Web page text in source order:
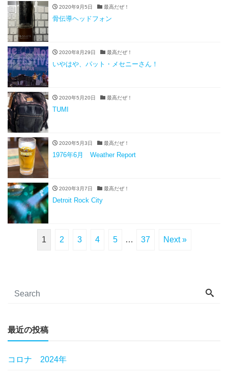
2020年9月5日 最高だぜ！
骨伝導ヘッドフォン
2020年8月29日 最高だぜ！
いやはや、パット・メセニーさん！
2020年5月20日 最高だぜ！
TUMI
2020年5月3日 最高だぜ！
1976年6月 Weather Report
2020年3月7日 最高だぜ！
Detroit Rock City
1 2 3 4 5 … 37 Next »
最近の投稿
コロナ 2024年